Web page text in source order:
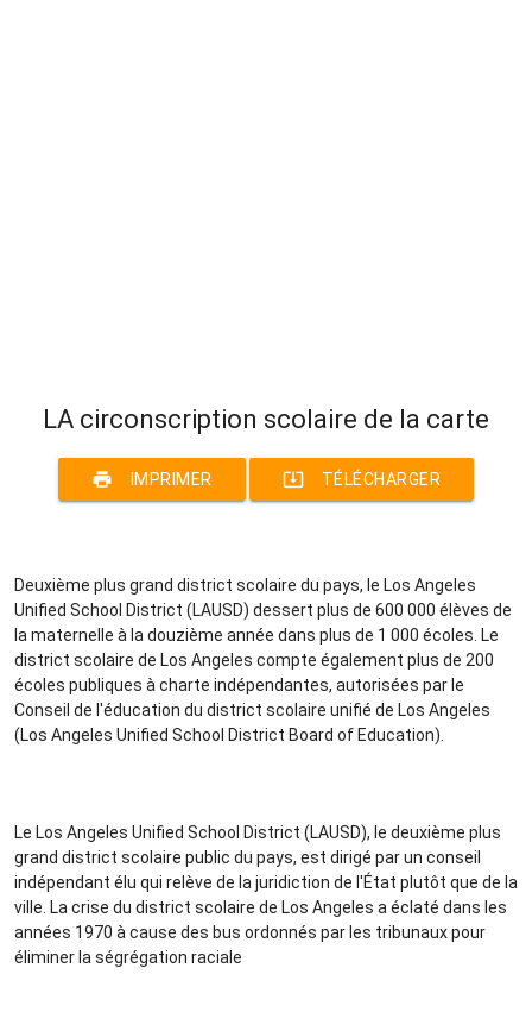
LA circonscription scolaire de la carte
print IMPRIMER system_update_alt TÉLÉCHARGER
Deuxième plus grand district scolaire du pays, le Los Angeles
Unified School District (LAUSD) dessert plus de 600 000 élèves de
la maternelle à la douzième année dans plus de 1 000 écoles. Le
district scolaire de Los Angeles compte également plus de 200
écoles publiques à charte indépendantes, autorisées par le
Conseil de l'éducation du district scolaire unifié de Los Angeles
(Los Angeles Unified School District Board of Education).
Le Los Angeles Unified School District (LAUSD), le deuxième plus
grand district scolaire public du pays, est dirigé par un conseil
indépendant élu qui relève de la juridiction de l'État plutôt que de la
ville. La crise du district scolaire de Los Angeles a éclaté dans les
années 1970 à cause des bus ordonnés par les tribunaux pour
éliminer la ségrégation raciale